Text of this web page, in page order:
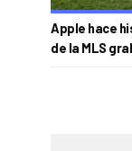
Apple hace
de la MLS